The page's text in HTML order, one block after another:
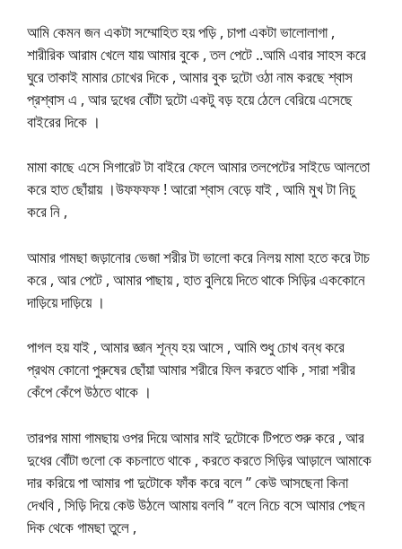
আমি কেমন জন একটা সম্মোহিত হয় পড়ি , চাপা একটা ভালোলাগা ,
শারীরিক আরাম খেলে যায় আমার বুকে , তল পেটে ..আমি এবার সাহস করে
ঘুরে তাকাই মামার চোখের দিকে , আমার বুক দুটো ওঠা নাম করছে শ্বাস
প্রশ্বাস এ , আর দুধের বোঁটা দুটো একটু বড় হয়ে ঠেলে বেরিয়ে এসেছে
বাইরের দিকে ।
মামা কাছে এসে সিগারেট টা বাইরে ফেলে আমার তলপেটের সাইডে আলতো
করে হাত ছোঁয়ায় ।উফফফফ ! আরো শ্বাস বেড়ে যাই , আমি মুখ টা নিচু
করে নি ,
আমার গামছা জড়ানোর ভেজা শরীর টা ভালো করে নিলয় মামা হতে করে টাচ
করে , আর পেটে , আমার পাছায় , হাত বুলিয়ে দিতে থাকে সিড়ির এককোনে
দাড়িয়ে দাড়িয়ে ।
পাগল হয় যাই , আমার জ্ঞান শূন্য হয় আসে , আমি শুধু চোখ বন্ধ করে
প্রথম কোনো পুরুষের ছোঁয়া আমার শরীরে ফিল করতে থাকি , সারা শরীর
কেঁপে কেঁপে উঠতে থাকে ।
তারপর মামা গামছায় ওপর দিয়ে আমার মাই দুটোকে টিপতে শুরু করে , আর
দুধের বোঁটা গুলো কে কচলাতে থাকে , করতে করতে সিড়ির আড়ালে আমাকে
দার করিয়ে পা আমার পা দুটোকে ফাঁক করে বলে ” কেউ আসছেনা কিনা
দেখবি , সিড়ি দিয়ে কেউ উঠলে আমায় বলবি ” বলে নিচে বসে আমার পেছন
দিক থেকে গামছা তুলে ,